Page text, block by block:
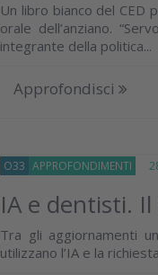
Un libro bianco del CED
orale dell’anziano.
integrante della politica...
Approfondisci
O33 APPROFONDIMENTI
IA e dentisti.
Tra gli aggiornamenti
utilizzano l’IA e la